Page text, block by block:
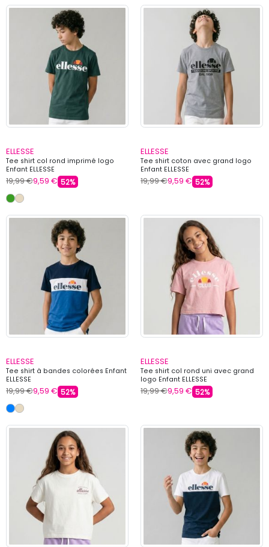
ELLESSE
Tee shirt col rond imprimé logo
Enfant ELLESSE
19,99 €9,59 € 52%
ELLESSE
Tee shirt coton avec grand logo
Enfant ELLESSE
19,99 €9,59 € 52%
ELLESSE
Tee shirt à bandes colorées Enfant
ELLESSE
19,99 €9,59 € 52%
ELLESSE
Tee shirt col rond uni avec grand
logo Enfant ELLESSE
19,99 €9,59 € 52%